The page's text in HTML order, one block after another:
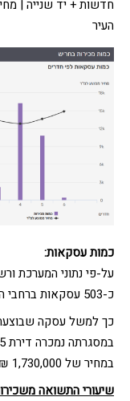
חדשות + יד שנייה |
העיר
כמות עסקאות:
כ-503 עסקאות ברחבי העיר.
במחיר של 1,730,000 ₪ – המשקף מחיר של 14,914 ש"ח למ"ר.
שיעורי התשואה